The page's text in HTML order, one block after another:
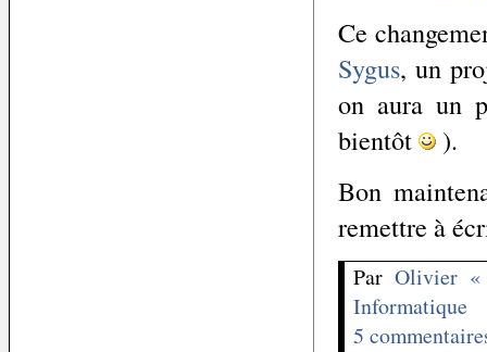
Ce
Sygus, un
on aura un
bientôt
).
Bon
remettre à
Par Olivier «
Informatique
5